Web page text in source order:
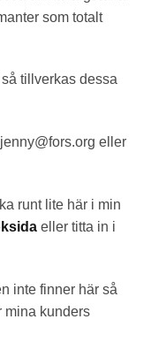
som totalt
tillverkas dessa
eller
runt lite här i min
eller titta in i
inte finner här så
mina kunders